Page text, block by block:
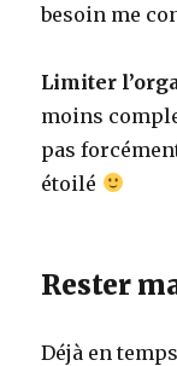
besoin me
Limiter
moins
pas
étoilé
Rester
Déjà en